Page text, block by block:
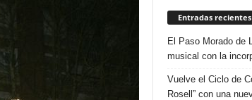
Entradas recientes
El Paso Morado de
musical con la
Vuelve el Ciclo de
Rosell” con una